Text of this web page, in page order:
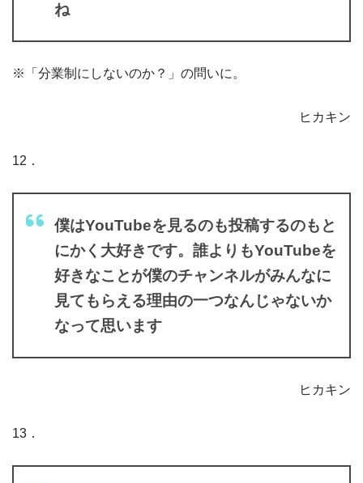
ね
※「分業制にしないのか？」の問いに。
ヒカキン
12．
僕はYouTubeを見るのも投稿するのもと
にかく大好きです。誰よりもYouTubeを
好きなことが僕のチャンネルがみんなに
見てもらえる理由の一つなんじゃないか
なって思います
ヒカキン
13．